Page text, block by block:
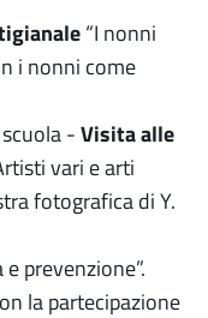
“I nonni
i nonni come
-Visita alle
vari e arti
fotografica di Y.
prevenzione”.
la partecipazione